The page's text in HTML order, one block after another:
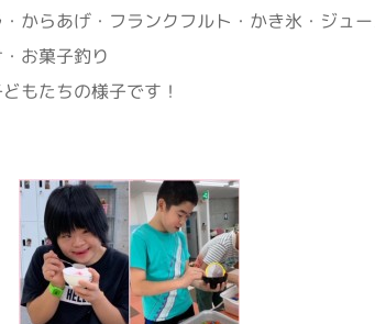
からあげ・フランクフルト・かき氷・ジュ
お菓子釣り
もたちの様子です！